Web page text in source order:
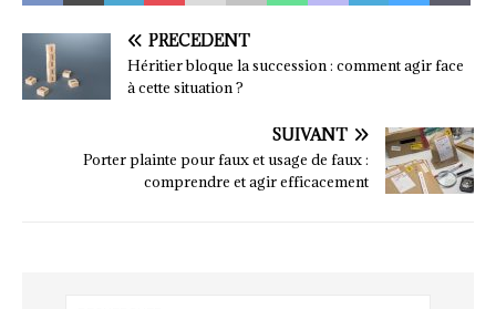
PRÉCÉDENT
Héritier bloque la succession : comment agir face
à cette situation ?
SUIVANT
Porter plainte pour faux et usage de faux :
comprendre et agir efficacement